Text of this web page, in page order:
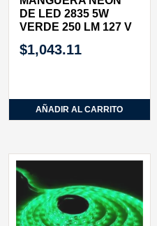
DE LED 2835 5W
VERDE 250 LM 127 V
$1,043.11
AÑADIR AL CARRITO